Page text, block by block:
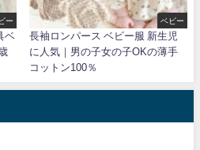
ー
ベ
ベビー
長袖ロンパース ベビー服 新生児
に人気｜男の子女の子OKの薄手
コットン100％